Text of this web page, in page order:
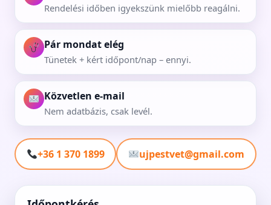
Rendelési időben igyekszünk mielőbb reagálni.
Pár mondat elég
Tünetek + kért időpont/nap – ennyi.
Közvetlen e-mail
Nem adatbázis, csak levél.
+36 1 370 1899 ujpestvet@gmail.com